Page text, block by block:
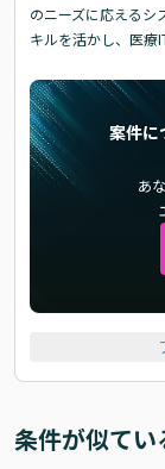
のニーズに応えるシ
キルを活かし、医療
案件に
あ
条件が似てい